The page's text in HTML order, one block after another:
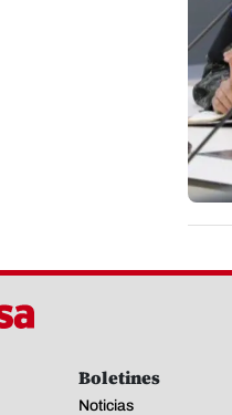
Boletines
Noticias